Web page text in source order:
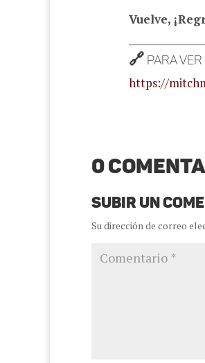
Vuelve,
🔗 Para
https://
0
Subir un
Su dirección de correo